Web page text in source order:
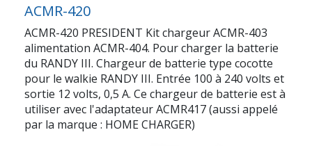
ACMR-420
ACMR-420 PRESIDENT Kit chargeur ACMR-403
alimentation ACMR-404. Pour charger la batterie
du RANDY III. Chargeur de batterie type cocotte
pour le walkie RANDY III. Entrée 100 à 240 volts et
sortie 12 volts, 0,5 A. Ce chargeur de batterie est à
utiliser avec l'adaptateur ACMR417 (aussi appelé
par la marque : HOME CHARGER)